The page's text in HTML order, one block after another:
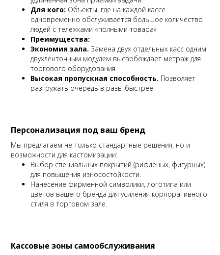
Для кого: Объекты, где на каждой кассе
одновременно обслуживается большое количество
людей с тележками «полными товара»
Преимущества:
Экономия зала. Замена двух отдельных касс одним
двухленточным модулем высвобождает метраж для
торгового оборудования
Высокая пропускная способность. Позволяет
разгружать очередь в разы быстрее
Персонализация под ваш бренд
Мы предлагаем не только стандартные решения, но и
возможности для кастомизации:
Выбор специальных покрытий (рифленых, фигурных)
для повышения износостойкости.
Нанесение фирменной символики, логотипа или
цветов вашего бренда для усиления корпоративного
стиля в торговом зале.
Кассовые зоны самообслуживания